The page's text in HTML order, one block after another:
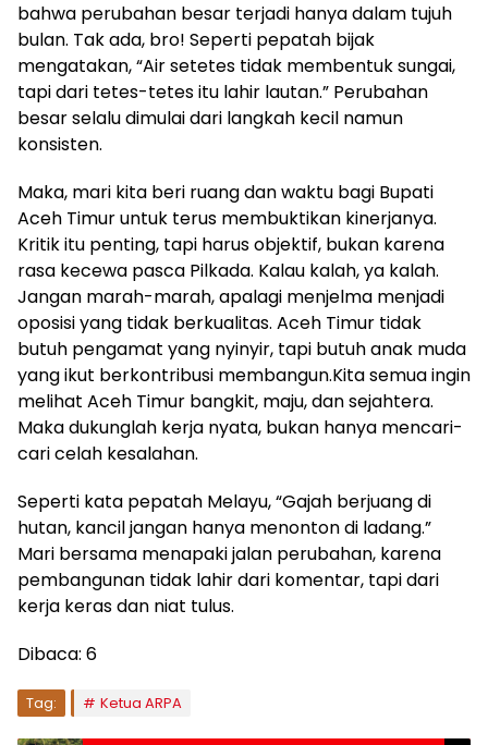
bahwa perubahan besar terjadi hanya dalam tujuh
bulan. Tak ada, bro! Seperti pepatah bijak
mengatakan, “Air setetes tidak membentuk sungai,
tapi dari tetes-tetes itu lahir lautan.” Perubahan
besar selalu dimulai dari langkah kecil namun
konsisten.
Maka, mari kita beri ruang dan waktu bagi Bupati
Aceh Timur untuk terus membuktikan kinerjanya.
Kritik itu penting, tapi harus objektif, bukan karena
rasa kecewa pasca Pilkada. Kalau kalah, ya kalah.
Jangan marah-marah, apalagi menjelma menjadi
oposisi yang tidak berkualitas. Aceh Timur tidak
butuh pengamat yang nyinyir, tapi butuh anak muda
yang ikut berkontribusi membangun.Kita semua ingin
melihat Aceh Timur bangkit, maju, dan sejahtera.
Maka dukunglah kerja nyata, bukan hanya mencari-
cari celah kesalahan.
Seperti kata pepatah Melayu, “Gajah berjuang di
hutan, kancil jangan hanya menonton di ladang.”
Mari bersama menapaki jalan perubahan, karena
pembangunan tidak lahir dari komentar, tapi dari
kerja keras dan niat tulus.
Dibaca: 6
Tag: Ketua ARPA